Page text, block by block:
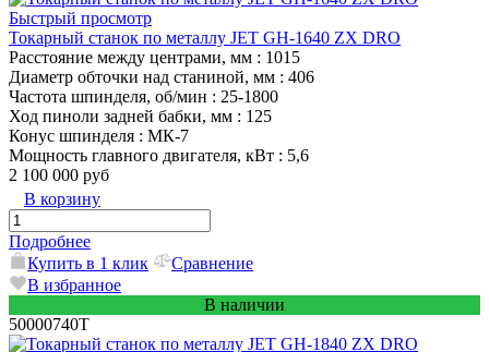
Быстрый просмотр
Токарный станок по металлу JET GH-1640 ZX DRO
Расстояние между центрами, мм : 1015
Диаметр обточки над станиной, мм : 406
Частота шпинделя, об/мин : 25-1800
Ход пиноли задней бабки, мм : 125
Конус шпинделя : МК-7
Мощность главного двигателя, кВт : 5,6
2 100 000 руб
В корзину
Подробнее
Купить в 1 клик
Сравнение
В избранное
В наличии
50000740T